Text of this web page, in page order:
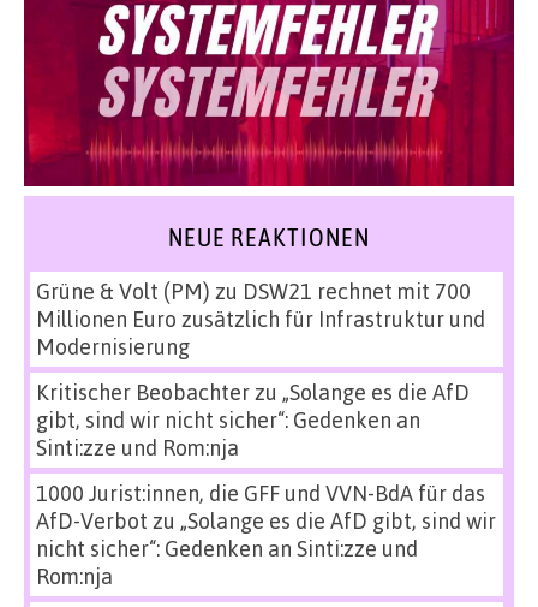
NEUE REAKTIONEN
Grüne & Volt (PM) zu DSW21 rechnet mit 700
Millionen Euro zusätzlich für Infrastruktur und
Modernisierung
Kritischer Beobachterzu „Solange es die AfD
gibt, sind wir nicht sicher“: Gedenken an
Sinti:zze und Rom:nja
1000 Jurist:innen, die GFF und VVN-BdA für das
AfD-Verbot zu „Solange es die AfD gibt, sind wir
nicht sicher“: Gedenken an Sinti:zze und
Rom:nja